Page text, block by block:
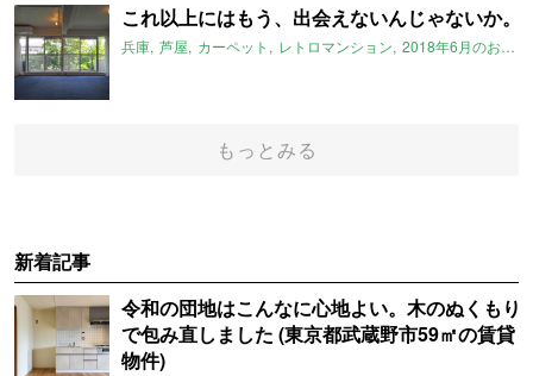
これ以上にはもう、出会えないんじゃないか。
兵庫 芦屋 カーペット レトロマンション 2018年6月のおすすめ
もっとみる
新着記事
令和の団地はこんなに心地よい。木のぬくもり
で包み直しました (東京都武蔵野市59㎡の賃貸
物件)